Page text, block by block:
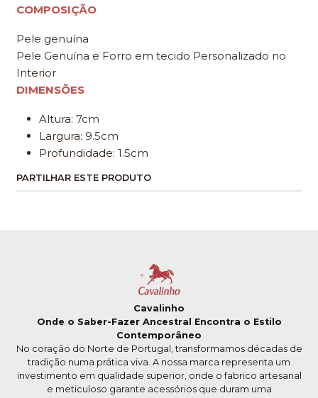
COMPOSIÇÃO
Pele genuína
Pele Genuína e Forro em tecido Personalizado no
Interior
DIMENSÕES
Altura: 7cm
Largura: 9.5cm
Profundidade: 1.5cm
PARTILHAR ESTE PRODUTO
Cavalinho
Onde o Saber-Fazer Ancestral Encontra o Estilo
Contemporâneo
No coração do Norte de Portugal, transformamos décadas de
tradição numa prática viva. A nossa marca representa um
investimento em qualidade superior, onde o fabrico artesanal
e meticuloso garante acessórios que duram uma